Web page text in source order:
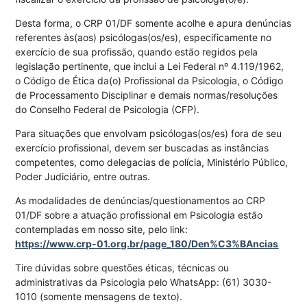
Desta forma, o CRP 01/DF somente acolhe e apura denúncias
referentes às(aos) psicólogas(os/es), especificamente no
exercício de sua profissão, quando estão regidos pela
legislação pertinente, que inclui a Lei Federal nº 4.119/1962,
o Código de Ética da(o) Profissional da Psicologia, o Código
de Processamento Disciplinar e demais normas/resoluções
do Conselho Federal de Psicologia (CFP).
Para situações que envolvam psicólogas(os/es) fora de seu
exercício profissional, devem ser buscadas as instâncias
competentes, como delegacias de polícia, Ministério Público,
Poder Judiciário, entre outras.
As modalidades de denúncias/questionamentos ao CRP
01/DF sobre a atuação profissional em Psicologia estão
contempladas em nosso site, pelo link:
https://www.crp-01.org.br/page_180/Den%C3%BAncias
Tire dúvidas sobre questões éticas, técnicas ou
administrativas da Psicologia pelo WhatsApp: (61) 3030-
1010 (somente mensagens de texto).